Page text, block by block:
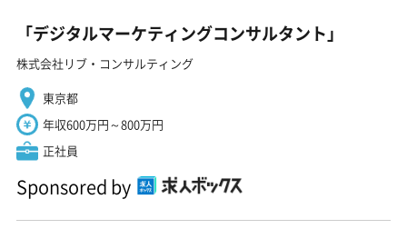
「デジタルマーケティングコンサルタント」
株式会社リブ・コンサルティング
東京都
年収600万円～800万円
正社員
Sponsored by